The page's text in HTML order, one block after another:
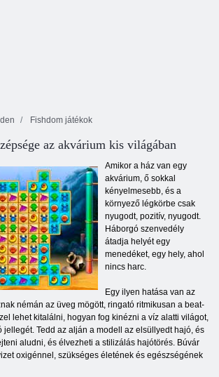
Fishdom játékok
az akvárium kis világában
Amikor a ház van egy
akvárium, ő sokkal
kényelmesebb, és a
környező légkörbe csak
nyugodt, pozitív, nyugodt.
Háborgó szenvedély
átadja helyét egy
menedéket, egy hely, ahol
nincs harc.
Egy ilyen hatása van az
némán az üveg mögött, ringató ritmikusan a beat-
lehet kitalálni, hogyan fog kinézni a víz alatti világot,
jellegét. Tedd az alján a modell az elsüllyedt hajó, és
aludni, és élvezheti a stilizálás hajótörés. Búvár
oxigénnel, szükséges életének és egészségének